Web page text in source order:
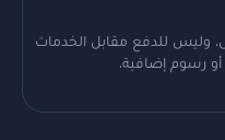
وليس للدفع مقابل الخدمات
رسوم إضافية.